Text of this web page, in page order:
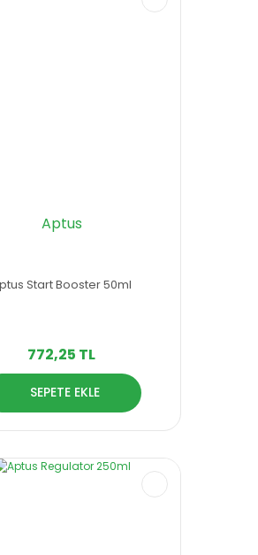
Aptus
Start Booster 50ml
772,25 TL
SEPETE EKLE